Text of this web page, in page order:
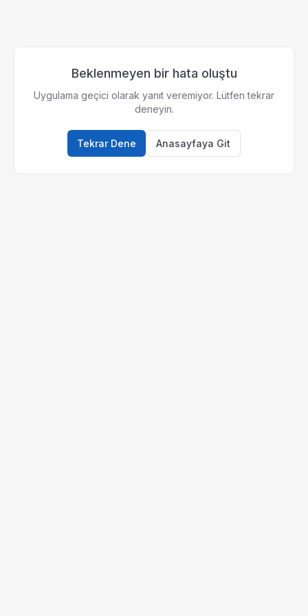
Beklenmeyen bir hata oluştu
Uygulama geçici olarak yanıt veremiyor. Lütfen tekrar
deneyin.
Tekrar Dene Anasayfaya Git